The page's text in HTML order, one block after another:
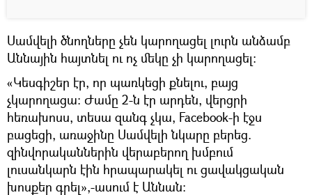
Սամվելի ծնողները չեն կարողացել լուրն անձամբ
Աննային հայտնել ու ոչ մեկը չի կարողացել։
«Կեսգիշեր էր, որ պառկեցի քնելու, բայց
չկարողացա։ Ժամը 2-ն էր արդեն, վերցրի
հեռախոսս, տեսա զանգ չկա, Facebook-ի էջս
բացեցի, առաջինը Սամվելի նկարը բերեց.
զինվորականներին վերաբերող խմբում
լուսանկարն էին հրապարակել ու ցավակցական
խոսքեր գրել»,-ասում է Աննան։